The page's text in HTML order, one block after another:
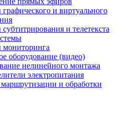
и виртуального
и телетекста
оборудование (видео)
нелинейного монтажа
электропитания
и обработки